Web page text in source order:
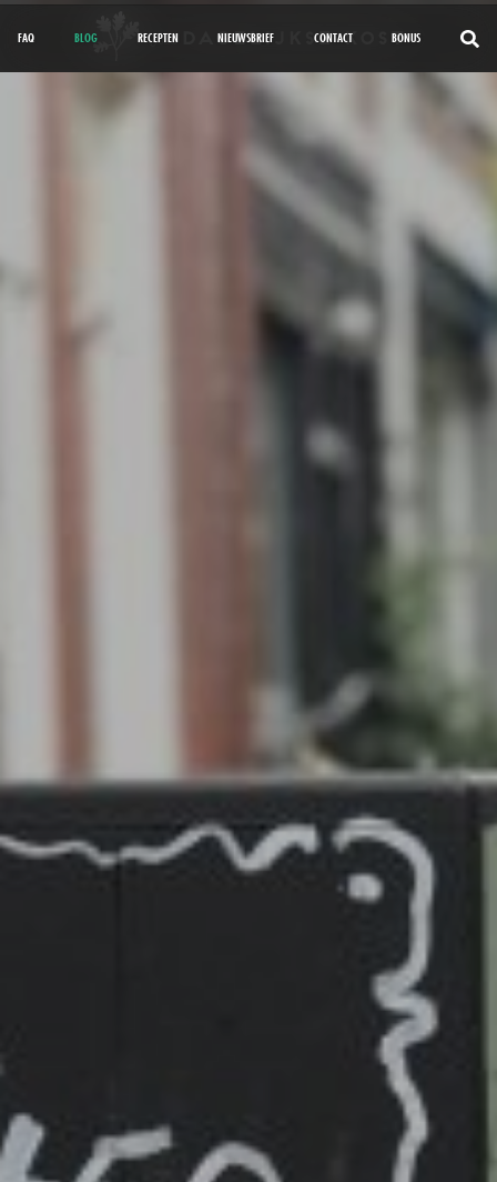
FAQ BLOG RECEPTEN NIEUWSBRIEF CONTACT BONUS